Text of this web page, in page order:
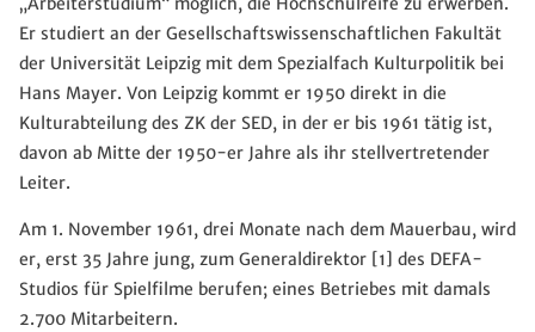
Er studiert an der Gesellschaftswissenschaftlichen Fakultät
der Universität Leipzig mit dem Spezialfach Kulturpolitik bei
Hans Mayer. Von Leipzig kommt er 1950 direkt in die
Kulturabteilung des ZK der SED, in der er bis 1961 tätig ist,
davon ab Mitte der 1950-er Jahre als ihr stellvertretender
Leiter.
Am 1. November 1961, drei Monate nach dem Mauerbau, wird
er, erst 35 Jahre jung, zum Generaldirektor [1] des DEFA-
Studios für Spielfilme berufen; eines Betriebes mit damals
2.700 Mitarbeitern.